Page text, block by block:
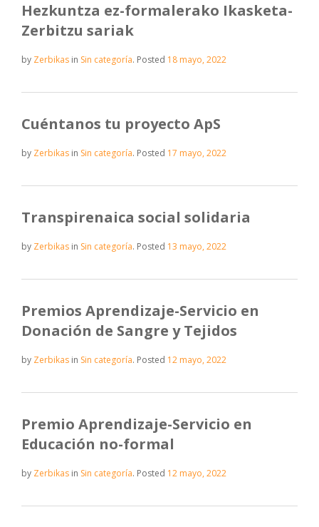
Hezkuntza ez-formalerako Ikasketa-
Zerbitzu sariak
by Zerbikas in Sin categoría. Posted 18 mayo, 2022
Cuéntanos tu proyecto ApS
by Zerbikas in Sin categoría. Posted 17 mayo, 2022
Transpirenaica social solidaria
by Zerbikas in Sin categoría. Posted 13 mayo, 2022
Premios Aprendizaje-Servicio en
Donación de Sangre y Tejidos
by Zerbikas in Sin categoría. Posted 12 mayo, 2022
Premio Aprendizaje-Servicio en
Educación no-formal
by Zerbikas in Sin categoría. Posted 12 mayo, 2022